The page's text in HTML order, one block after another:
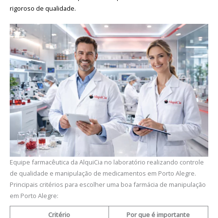
rigoroso de qualidade.
Equipe farmacêutica da AlquiCia no laboratório realizando controle
de qualidade e manipulação de medicamentos em Porto Alegre.
Principais critérios para escolher uma boa farmácia de manipulação
em Porto Alegre:
Critério Por que é importante